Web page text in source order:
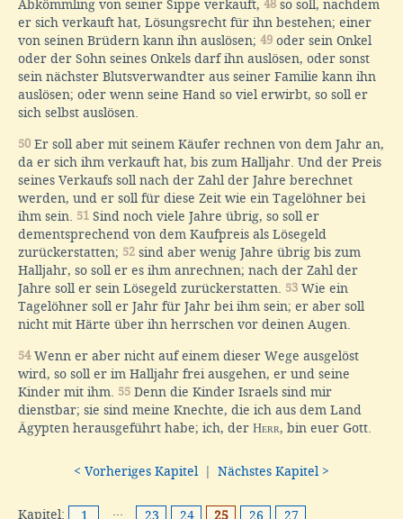
Abkömmling von seiner Sippe verkauft, 48 so soll, nachdem
er sich verkauft hat, Lösungsrecht für ihn bestehen; einer
von seinen Brüdern kann ihn auslösen; 49 oder sein Onkel
oder der Sohn seines Onkels darf ihn auslösen, oder sonst
sein nächster Blutsverwandter aus seiner Familie kann ihn
auslösen; oder wenn seine Hand so viel erwirbt, so soll er
sich selbst auslösen.
50 Er soll aber mit seinem Käufer rechnen von dem Jahr an,
da er sich ihm verkauft hat, bis zum Halljahr. Und der Preis
seines Verkaufs soll nach der Zahl der Jahre berechnet
werden, und er soll für diese Zeit wie ein Tagelöhner bei
ihm sein. 51 Sind noch viele Jahre übrig, so soll er
dementsprechend von dem Kaufpreis als Lösegeld
zurückerstatten; 52 sind aber wenig Jahre übrig bis zum
Halljahr, so soll er es ihm anrechnen; nach der Zahl der
Jahre soll er sein Lösegeld zurückerstatten. 53 Wie ein
Tagelöhner soll er Jahr für Jahr bei ihm sein; er aber soll
nicht mit Härte über ihn herrschen vor deinen Augen.
54Wenn er aber nicht auf einem dieser Wege ausgelöst
wird, so soll er im Halljahr frei ausgehen, er und seine
Kinder mit ihm. 55 Denn die Kinder Israels sind mir
dienstbar; sie sind meine Knechte, die ich aus dem Land
Ägypten herausgeführt habe; ich, der Herr, bin euer Gott.
< Vorheriges Kapitel Nächstes Kapitel >
Kapitel: 1 ··· 23 24 25 26 27